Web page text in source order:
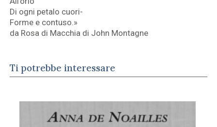
Di ogni petalo cuori-
Forme e contuso.»
da Rosa di Macchia di John Montagne
Ti potrebbe interessare